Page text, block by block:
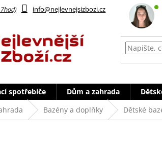
info@nejlevnejsizbozi.cz
spotřebiče Dům a zahrada
Bazény a doplňky Dětské